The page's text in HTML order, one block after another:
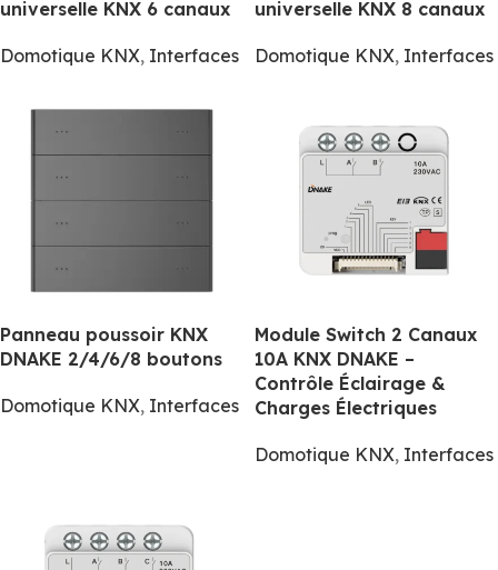
universelle KNX 6 canaux
Domotique KNX, Interfaces
universelle KNX 8 canaux
Domotique KNX, Interfaces
Panneau poussoir KNX
DNAKE 2/4/6/8 boutons
Domotique KNX, Interfaces
Module Switch 2 Canaux
10A KNX DNAKE –
Contrôle Éclairage &
Charges Électriques
Domotique KNX, Interfaces